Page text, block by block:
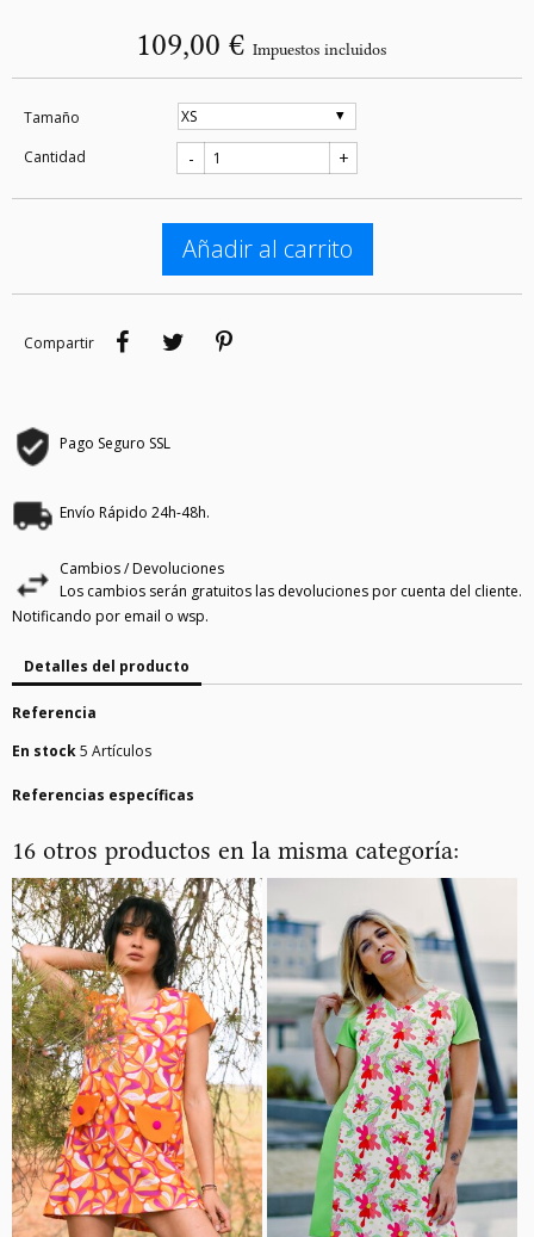
109,00 € Impuestos incluidos
Tamaño
Cantidad
- +
Añadir al carrito
Compartir
CompartirTuitear
Pago Seguro SSL
Envío Rápido 24h-48h.
Cambios / Devoluciones
Los cambios serán gratuitos las devoluciones por cuenta del cliente.
Notificando por email o wsp.
Detalles del producto
Referencia
En stock5 Artículos
Referencias específicas
16 otros productos en la misma categoría: